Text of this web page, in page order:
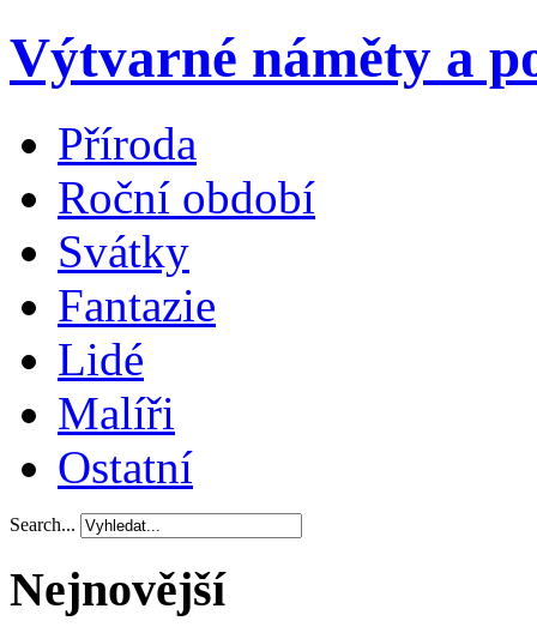
Výtvarné náměty a
Příroda
Roční období
Svátky
Fantazie
Lidé
Malíři
Ostatní
Search...
Nejnovější